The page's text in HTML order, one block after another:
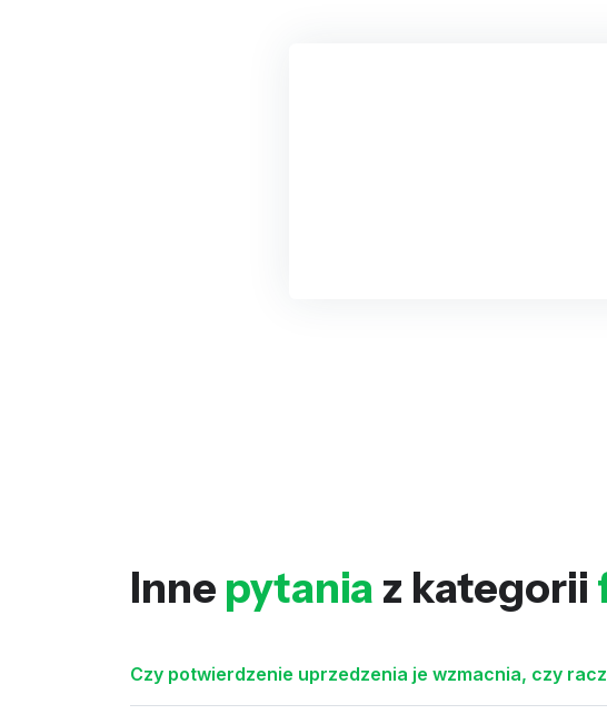
Inne pytania z kategorii
Czy potwierdzenie uprzedzenia je wzmacnia, czy